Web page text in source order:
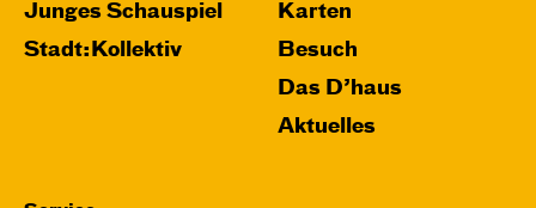
Junges Schauspiel
Stadt:Kollektiv
Karten
Besuch
Das D’haus
Aktuelles